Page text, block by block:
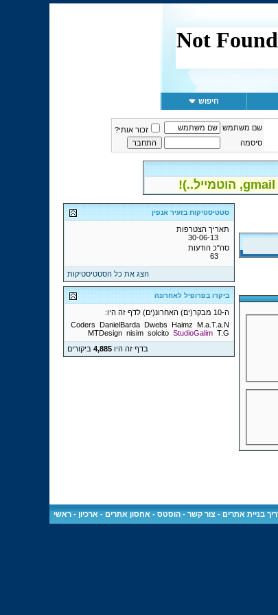
חיפוש
שם משתמש
זכור אותי?
סיסמה
סטטיסטיקות בזעיר אנפין
תאריך הצטרפות
30-06-13
סה"כ הודעות
63
הצג את כל הסטטיסטיקות
ביקרו בפרופיל לאחרונה
ה-10 מבקר(ים) האחרונ(ים) לדף זה היו:
Coders DanielBarda Dwebs Haimz M.a.T.a.N
MTDesign nisim solcito StudioGalim T.G
בדף זה היו4,885 ביקורים
בניית אתרים - צור קשר - הוסטס - אחסון אתרים - ארכיון - ראשי